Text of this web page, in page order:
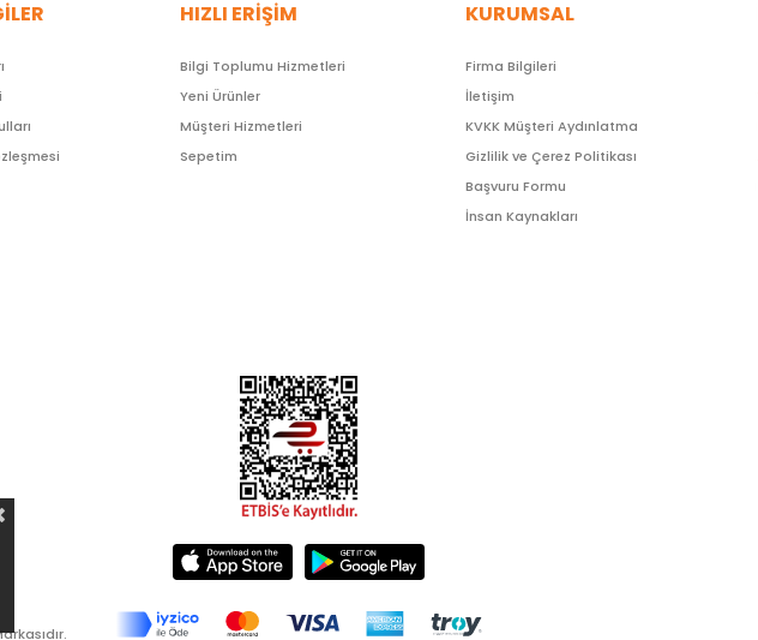
HIZLI ERİŞİM
Bilgi Toplumu Hizmetleri
Yeni Ürünler
Müşteri Hizmetleri
Sepetim
KURUMSAL
Firma Bilgileri
İletişim
KVKK Müşteri Aydınlatma
Gizlilik ve Çerez Politikası
Başvuru Formu
İnsan Kaynakları